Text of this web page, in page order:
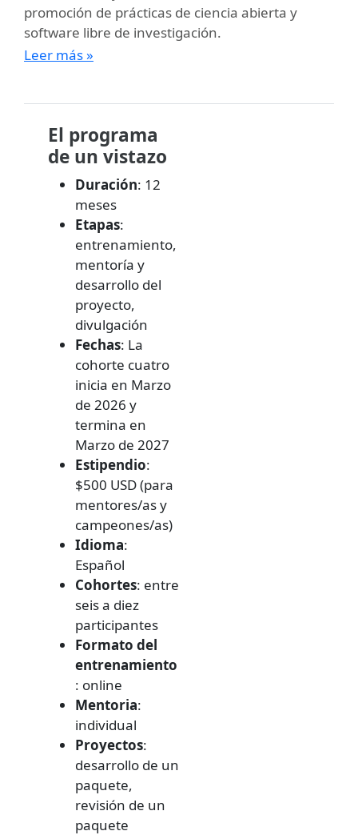
promoción de prácticas de ciencia abierta y
software libre de investigación.
Leer más »
El programa
de un vistazo
Duración: 12
meses
Etapas:
entrenamiento,
mentoría y
desarrollo del
proyecto,
divulgación
Fechas: La
cohorte cuatro
inicia en Marzo
de 2026 y
termina en
Marzo de 2027
Estipendio:
$500 USD (para
mentores/as y
campeones/as)
Idioma:
Español
Cohortes: entre
seis a diez
participantes
Formato del
entrenamiento
: online
Mentoria:
individual
Proyectos:
desarrollo de un
paquete,
revisión de un
paquete